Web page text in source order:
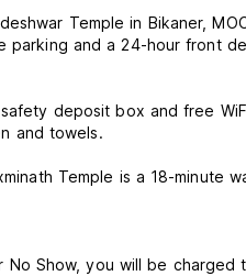
Temple in Bikaner,
and a 24-hour front
deposit box and free
and towels.
Temple is a 18-minute
Show, you will be